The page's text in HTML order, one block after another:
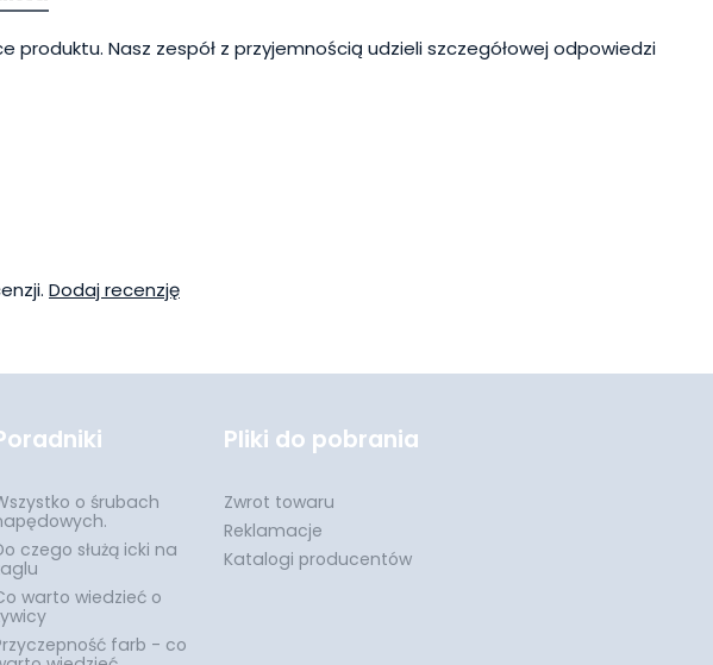
produktu. Nasz zespół z przyjemnością udzieli szczegółowej odpowiedzi
Dodaj recenzję
o śrubach
czego służą icki na
warto wiedzieć o
farb - co
Pliki do pobrania
Zwrot towaru
Reklamacje
Katalogi producentów